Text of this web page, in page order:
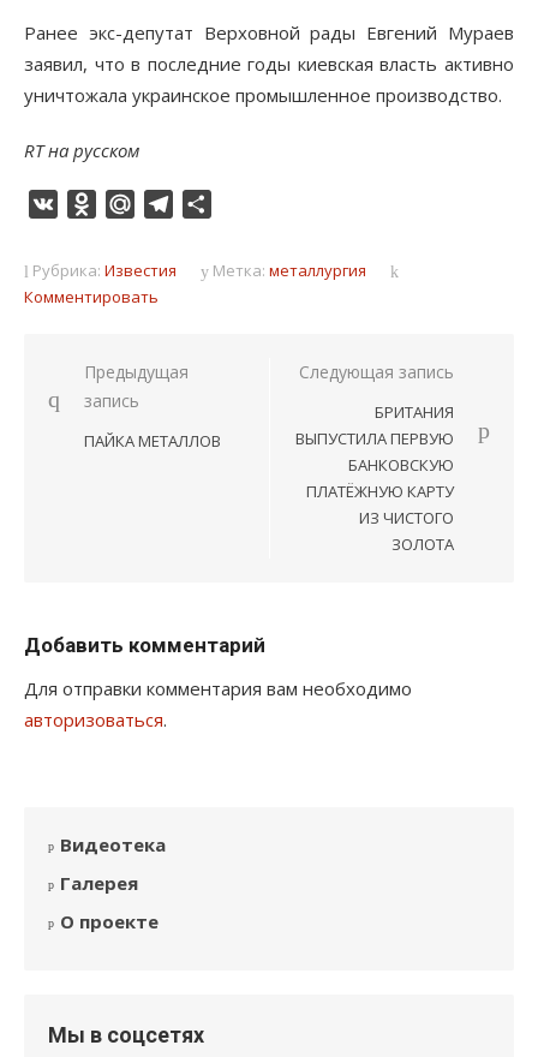
Ранее экс-депутат Верховной рады Евгений Мураев
заявил, что в последние годы киевская власть активно
уничтожала украинское промышленное производство.
RT на русском
VK Odnoklassniki
Mail.RuTelegram
Рубрика: Известия Метка: металлургия
Комментировать
Навигация
по
записям
Предыдущая
запись
ПАЙКА МЕТАЛЛОВ
Следующая запись
БРИТАНИЯ
ВЫПУСТИЛА ПЕРВУЮ
БАНКОВСКУЮ
ПЛАТЁЖНУЮ КАРТУ
ИЗ ЧИСТОГО
ЗОЛОТА
Добавить комментарий
Для отправки комментария вам необходимо
авторизоваться.
Видеотека
Галерея
О проекте
Мы в соцсетях